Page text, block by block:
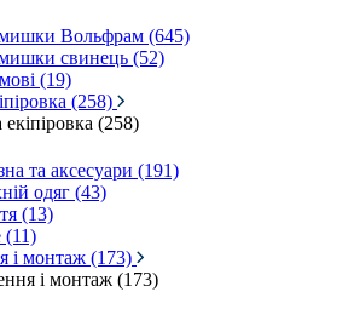
Вольфрам (645)
свинець (52)
(19)
(258)
(258)
та аксесуари (191)
одяг (43)
(13)
(11)
і монтаж (173)
і монтаж (173)